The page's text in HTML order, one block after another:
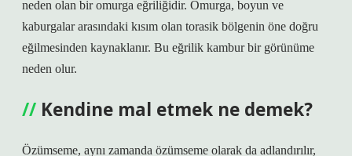
neden olan bir omurga eğriliğidir. Omurga, boyun ve
kaburgalar arasındaki kısım olan torasik bölgenin öne doğru
eğilmesinden kaynaklanır. Bu eğrilik kambur bir görünüme
neden olur.
Kendine mal etmek ne demek?
Özümseme, aynı zamanda özümseme olarak da adlandırılır,